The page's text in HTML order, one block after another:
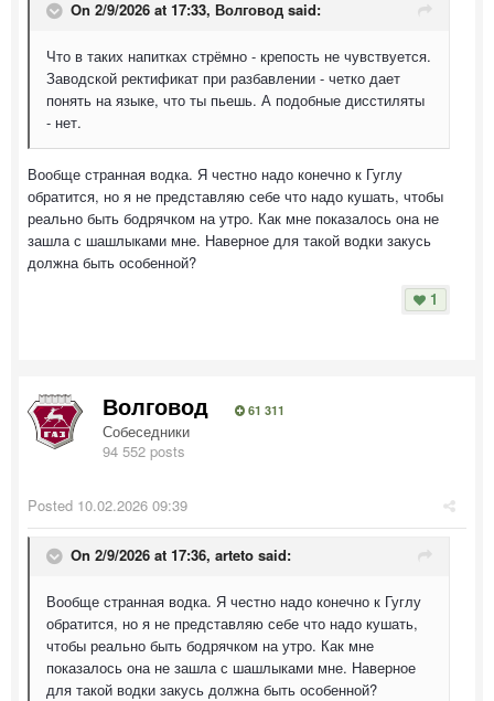
On 2/9/2026 at 17:33, Волговод said:
Что в таких напитках стрёмно - крепость не чувствуется.
Заводской ректификат при разбавлении - четко дает
понять на языке, что ты пьешь. А подобные дисстиляты
- нет.
Вообще странная водка. Я честно надо конечно к Гуглу
обратится, но я не представляю себе что надо кушать, чтобы
реально быть бодрячком на утро. Как мне показалось она не
зашла с шашлыками мне. Наверное для такой водки закусь
должна быть особенной?
1
Волговод 61 311
Собеседники
94 552 posts
Posted 10.02.2026 09:39
On 2/9/2026 at 17:36, arteto said:
Вообще странная водка. Я честно надо конечно к Гуглу
обратится, но я не представляю себе что надо кушать,
чтобы реально быть бодрячком на утро. Как мне
показалось она не зашла с шашлыками мне. Наверное
для такой водки закусь должна быть особенной?